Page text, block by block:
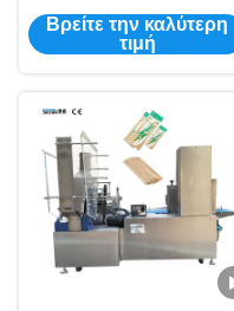
συσκευασίας αχύρου
κατανάλωσης ελέγχου
Βρείτε την καλύτερη
τιμή